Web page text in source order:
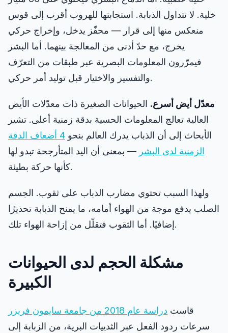
خلية. لا تتداول الذبابة. استجابتها للهروب أقرب إلى قوس
منعكس منها إلى قرار — محفّز يدخل، وإخراج حركي
يخرج، مع حدّ أدنى من المعالجة بينهما. أما البشر
فيمرّرون المعلومات البصرية عبر طبقات من التعرّف
والتفسير والاختيار قبل توليد أمر حركي.
معدّل أيض أسرع. الحيوانات الصغيرة ذات معدّلات الأيض
العالية تعالج المعلومات الحسية بدقة زمنية أعلى. تشير
الأبحاث إلى أن الذباب يدرك العالم بنحو
4 أضعاف الدقة
الزمنية لدى البشر — بمعنى أن اليد المتأرجحة تبدو لها
كأنها حركة بطيئة.
ولهذا السبب تحتوي مضارب الذباب على ثقوب. الجسم
الصلب يدفع موجة من الهواء أمامه، ما يمنح الذبابة تحذيرًا
إضافيًا. أما الثقوب فتقلّل من إزاحة الهواء تلك.
مشكلة الحجم لدى الحيوانات
الكبيرة
قاست دراسة عام 2018 من جامعة سايمون فريزر
سرعات ردود الفعل عبر الثدييات البرية، من الزبابة إلى